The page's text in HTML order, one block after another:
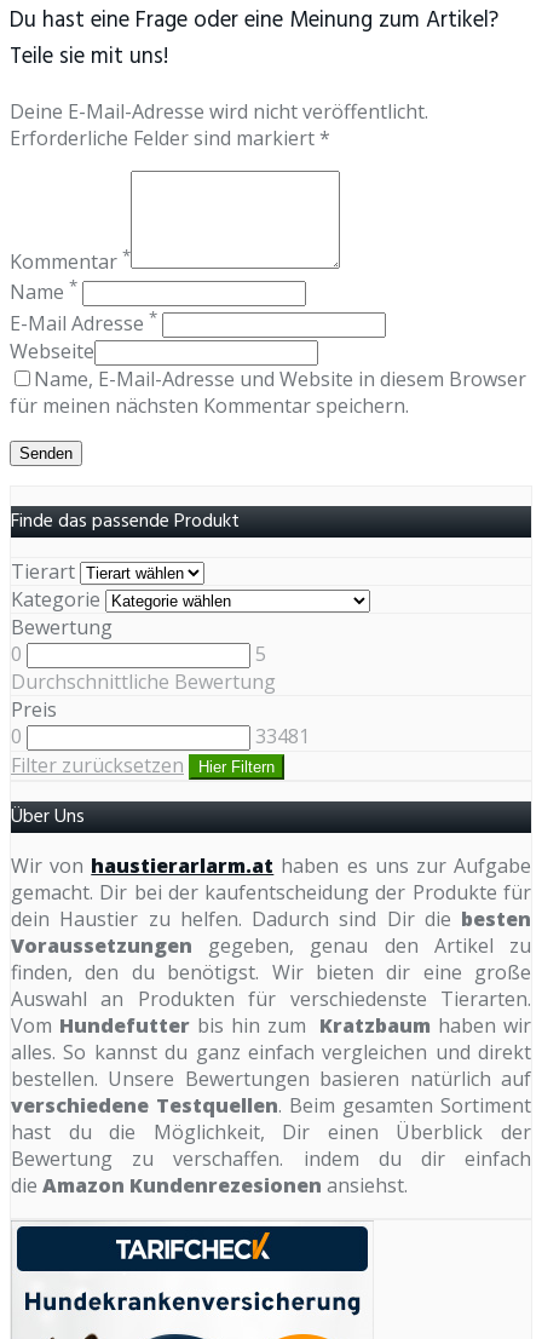
Du hast eine Frage oder eine Meinung zum Artikel?
Teile sie mit uns!
Deine E-Mail-Adresse wird nicht veröffentlicht.
Erforderliche Felder sind markiert *
Kommentar *
Name *
E-Mail Adresse *
Webseite
Name, E-Mail-Adresse und Website in diesem Browser
für meinen nächsten Kommentar speichern.
Finde das passende Produkt
Tierart
Kategorie
Bewertung
0
5
Durchschnittliche Bewertung
Preis
0
33481
Filter zurücksetzen
Hier Filtern
Über Uns
Wir von haustierarlarm.at haben es uns zur Aufgabe
gemacht. Dir bei der kaufentscheidung der Produkte für
dein Haustier zu helfen. Dadurch sind Dir die besten
Voraussetzungen gegeben, genau den Artikel zu
finden, den du benötigst. Wir bieten dir eine große
Auswahl an Produkten für verschiedenste Tierarten.
Vom Hundefutter bis hin zum Kratzbaum haben wir
alles. So kannst du ganz einfach vergleichen und direkt
bestellen. Unsere Bewertungen basieren natürlich auf
verschiedene Testquellen. Beim gesamten Sortiment
hast du die Möglichkeit, Dir einen Überblick der
Bewertung zu verschaffen. indem du dir einfach
die Amazon Kundenrezesionen ansiehst.